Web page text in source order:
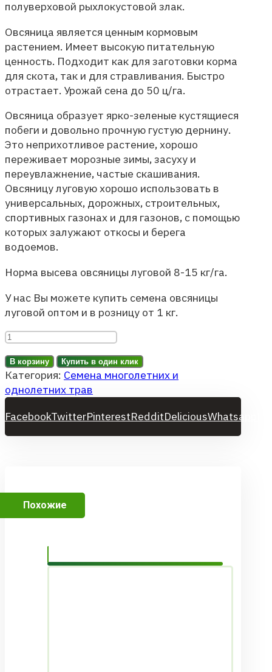
полуверховой рыхлокустовой злак.
Овсяница является ценным кормовым
растением. Имеет высокую питательную
ценность. Подходит как для заготовки корма
для скота, так и для стравливания. Быстро
отрастает. Урожай сена до 50 ц/га.
Овсяница образует ярко-зеленые кустящиеся
побеги и довольно прочную густую дернину.
Это неприхотливое растение, хорошо
переживает морозные зимы, засуху и
переувлажнение, частые скашивания.
Овсяницу луговую хорошо использовать в
универсальных, дорожных, строительных,
спортивных газонах и для газонов, с помощью
которых залужают откосы и берега
водоемов.
Норма высева овсяницы луговой 8-15 кг/га.
У нас Вы можете купить семена овсяницы
луговой оптом и в розницу от 1 кг.
Количество
Овсяница
луговая
В корзину Купить в один клик
Категория: Cемена многолетних и
однолетних трав
FacebookTwitterPinterestRedditDeliciousWhatsapp
Похожие